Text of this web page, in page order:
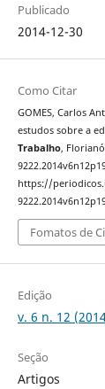
Publicado
2014-12-30
Como Citar
GOMES, Carlos
estudos sobre a
Trabalho,
https://
Fomatos de
Edição
v. 6 n. 12
Seção
Artigos